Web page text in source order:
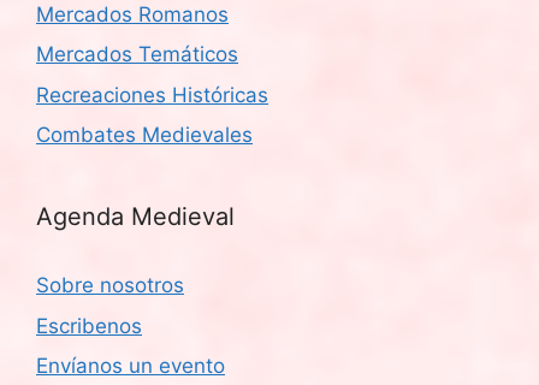
Mercados Romanos
Mercados Temáticos
Recreaciones Históricas
Combates Medievales
Agenda Medieval
Sobre nosotros
Escribenos
Envíanos un evento